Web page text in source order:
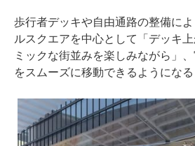
歩行者デッキや自由通路の整備に
ルスクエアを中心として「デッキ
ミックな街並みを楽しみながら」
をスムーズに移動できるようになる